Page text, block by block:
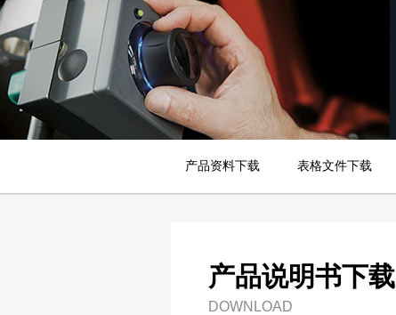
产品资料下载 表格文件下载
产品说明书下载
DOWNLOAD